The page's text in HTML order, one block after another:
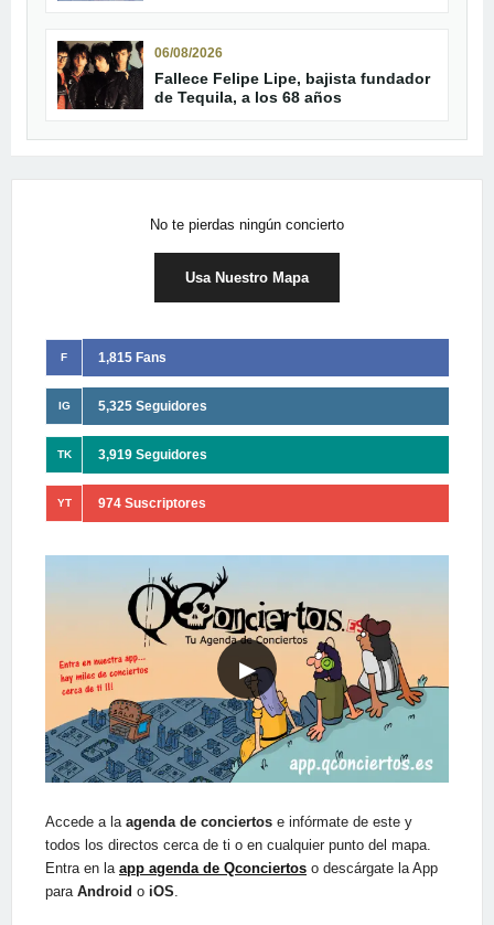
06/08/2026
Fallece Felipe Lipe, bajista fundador
de Tequila, a los 68 años
No te pierdas ningún concierto
Usa Nuestro Mapa
F 1,815 Fans
IG 5,325 Seguidores
TK 3,919 Seguidores
YT 974 Suscriptores
▶
Accede a la agenda de conciertos e infórmate de este y
todos los directos cerca de ti o en cualquier punto del mapa.
Entra en la app agenda de Qconciertos o descárgate la App
para Android o iOS.